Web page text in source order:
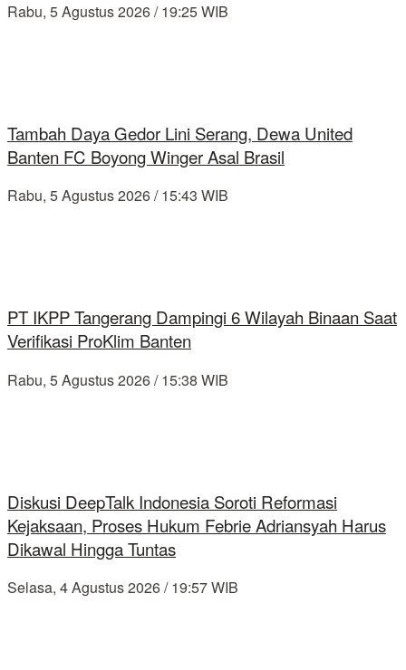
Rabu, 5 Agustus 2026 / 19:25 WIB
Tambah Daya Gedor Lini Serang, Dewa United
Banten FC Boyong Winger Asal Brasil
Rabu, 5 Agustus 2026 / 15:43 WIB
PT IKPP Tangerang Dampingi 6 Wilayah Binaan Saat
Verifikasi ProKlim Banten
Rabu, 5 Agustus 2026 / 15:38 WIB
Diskusi DeepTalk Indonesia Soroti Reformasi
Kejaksaan, Proses Hukum Febrie Adriansyah Harus
Dikawal Hingga Tuntas
Selasa, 4 Agustus 2026 / 19:57 WIB